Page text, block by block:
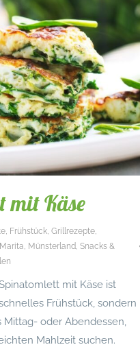
mit Käse
, Frühstück, Grillrezepte,
Marita, Münsterland, Snacks &
mit Käse ist
Frühstück, sondern
oder Abendessen,
Mahlzeit suchen.